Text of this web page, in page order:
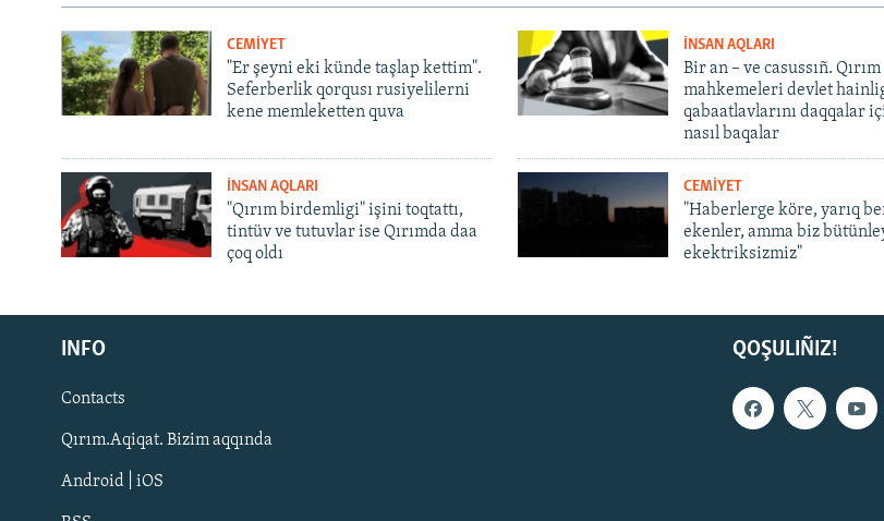
Русский
Українською
QOŞULIÑIZ!
CEMİYET
"Er şeyni eki künde taşlap kettim".
Seferberlik qorqusı rusiyelilerni
kene memleketten quva
İNSAN AQLARI
Bir an – ve casussıñ. Qırım
mahkemeleri devlet
qabaatlavlarını daqqalar
nasıl baqalar
İNSAN AQLARI
"Qırım birdemligi" işini toqtattı,
tintüv ve tutuvlar ise Qırımda daa
çoq oldı
CEMİYET
"Haberlerge köre, yarıq
ekenler, amma biz
ekektriksizmiz"
QOŞULIÑIZ!
INFO
Contacts
Qırım.Aqiqat. Bizim aqqında
Android | iOS